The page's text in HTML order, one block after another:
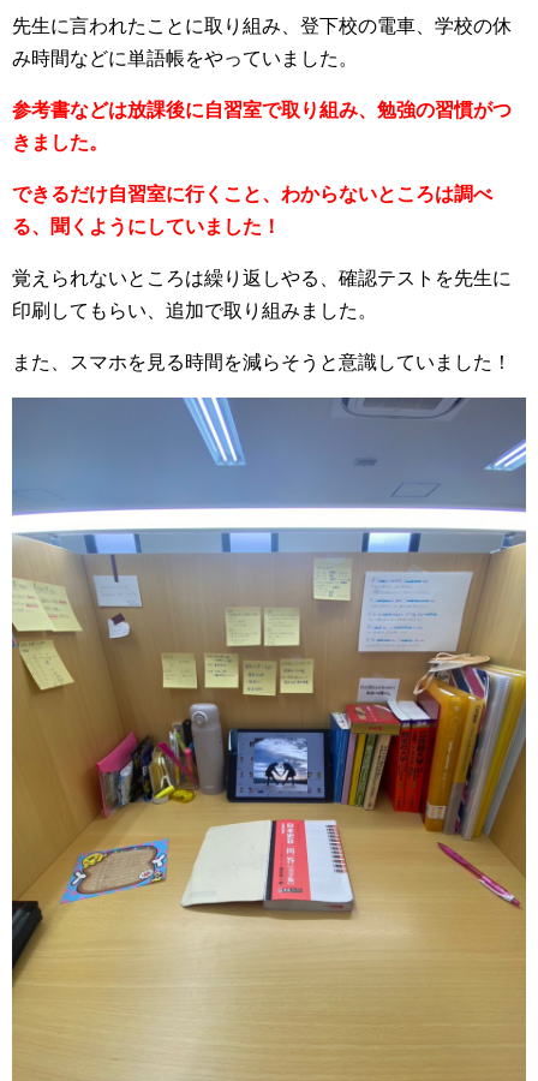
先生に言われたことに取り組み、登下校の電車、学校の休
み時間などに単語帳をやっていました。
参考書などは放課後に自習室で取り組み、勉強の習慣がつ
きました。
できるだけ自習室に行くこと、わからないところは調べ
る、聞くようにしていました！
覚えられないところは繰り返しやる、確認テストを先生に
印刷してもらい、追加で取り組みました。
また、スマホを見る時間を減らそうと意識していました！